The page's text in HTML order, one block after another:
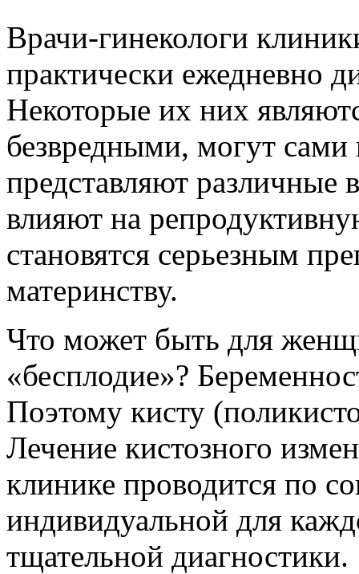
Врачи-гинекологи
практически ежедневно
Некоторые их них
безвредными, могут сами
представляют различные
влияют на
становятся серьезным
материнству.
Что может быть для
«бесплодие»?
Поэтому кисту
Лечение кистозного
клинике проводится по
индивидуальной для
тщательной диагностики.